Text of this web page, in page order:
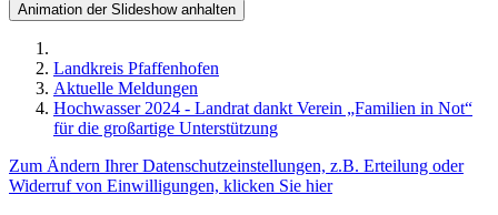
Animation der Slideshow anhalten
Landkreis Pfaffenhofen
Aktuelle Meldungen
Hochwasser 2024 - Landrat dankt Verein „Familien in Not“
für die großartige Unterstützung
Zum Ändern Ihrer Datenschutzeinstellungen, z.B. Erteilung oder
Widerruf von Einwilligungen, klicken Sie hier